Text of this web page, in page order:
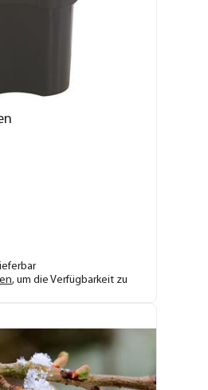
, um die Verfügbarkeit zu